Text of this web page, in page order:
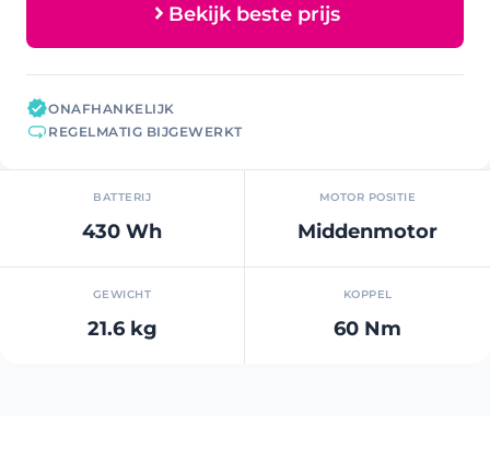
Bekijk beste prijs
ONAFHANKELIJK
REGELMATIG BIJGEWERKT
BATTERIJ
430 Wh
MOTOR POSITIE
Middenmotor
GEWICHT
21.6 kg
KOPPEL
60 Nm